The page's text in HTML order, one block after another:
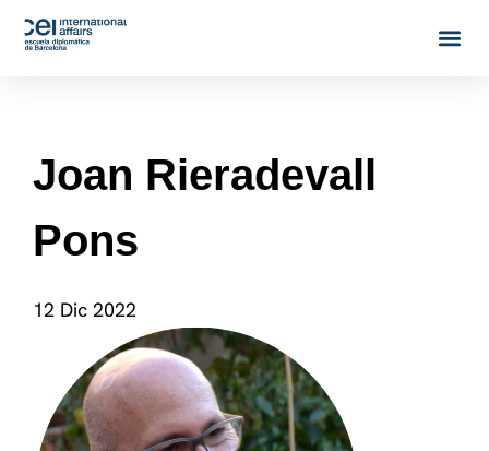
Joan Rieradevall
Pons
12 Dic 2022